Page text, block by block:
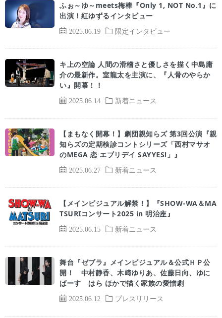
2025.06.19 限定インタビュー
ふぉ～ゆ～meets梅棒『Only 1, NOT No.1』に
出演！紅ゆずるインタビュー
2025.06.14 新着ニュース
キ上の空論 人間の滑稽さと優しさを描く中島庸
介の最新作。室龍太を主演に、『人骨のやらか
い』開幕！！
2025.06.27 新着ニュース
【まもなく開幕！】劇団親知らズ 第3回公演『親
知らズの定期検診コントシリーズ「西村マサオ
のMEGA 恋 エブリデイ SAYYES!」』
2025.06.15 新着ニュース
【メインビジュアル解禁！】『SHOW-WA＆MA
TSURIコンサート2025 in 明治座』
2025.06.12 プレスリリース
舞台『ゼブラ』メインビジュアル＆公式ＨＰ公
開！ 中村静香、木﨑ゆりあ、佐藤日向、ゆに
ばーす はら ほかで描く家族の愛憎劇